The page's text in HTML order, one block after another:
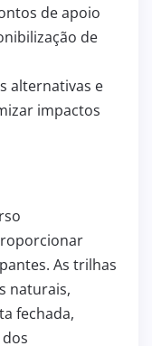
de apoio
de
alternativas e
impactos
As trilhas
naturais,
fechada,